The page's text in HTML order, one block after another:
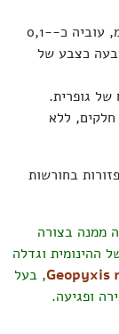
הרגל בדרך כלל מופיעה, אורכה מגיע ל-0,5 ס"מ, עוביה כ-0,1-
כצבע של
גופרית.
ללא
בחורשות
בצורה
וגדלה
, בעל
ופגיעה.